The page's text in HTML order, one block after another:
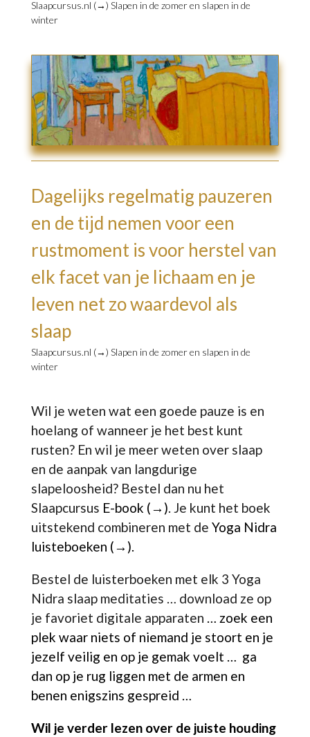
Slaapcursus.nl (→) Slapen in de zomer en slapen in de
winter
Dagelijks regelmatig pauzeren
en de tijd nemen voor een
rustmoment is voor herstel van
elk facet van je lichaam en je
leven net zo waardevol als
slaap
Slaapcursus.nl (→) Slapen in de zomer en slapen in de
winter
Wil je weten wat een goede pauze is en
hoelang of wanneer je het best kunt
rusten? En wil je meer weten over slaap
en de aanpak van langdurige
slapeloosheid? Bestel dan nu het
Slaapcursus E-book (→). Je kunt het boek
uitstekend combineren met de Yoga Nidra
luisteboeken (→).
Bestel de luisterboeken met elk 3 Yoga
Nidra slaap meditaties … download ze op
je favoriet digitale apparaten … zoek een
plek waar niets of niemand je stoort en je
jezelf veilig en op je gemak voelt … ga
dan op je rug liggen met de armen en
benen enigszins gespreid …
Wil je verder lezen over de juiste houding